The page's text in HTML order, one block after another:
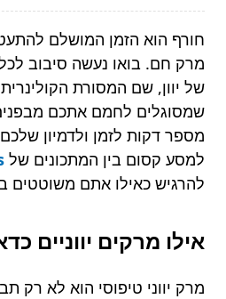
חורף הוא הזמן המושלם
מרק חם. בואו נעשה סיבוב
של יוון, שם המסורת
שמסוגלים לחמם אתכם
מספר דקות לזמן ולדמיון
למסע קסום בין המתכונים של
להרגיש כאילו אתם משוטטים
אילו מרקים יווניים
מרק יווני טיפוסי הוא לא רק